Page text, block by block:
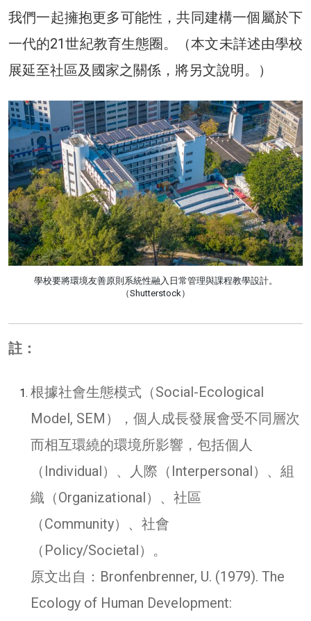
我們一起擁抱更多可能性，共同建構一個屬於下
一代的21世紀教育生態圈。（本文未詳述由學校
展延至社區及國家之關係，將另文說明。）
學校要將環境友善原則系統性融入日常管理與課程教學設計。
（Shutterstock）
註：
根據社會生態模式（Social-Ecological
Model, SEM），個人成長發展會受不同層次
而相互環繞的環境所影響，包括個人
（Individual）、人際（Interpersonal）、組
織（Organizational）、社區
（Community）、社會
（Policy/Societal）。
原文出自：Bronfenbrenner, U. (1979). The
Ecology of Human Development: